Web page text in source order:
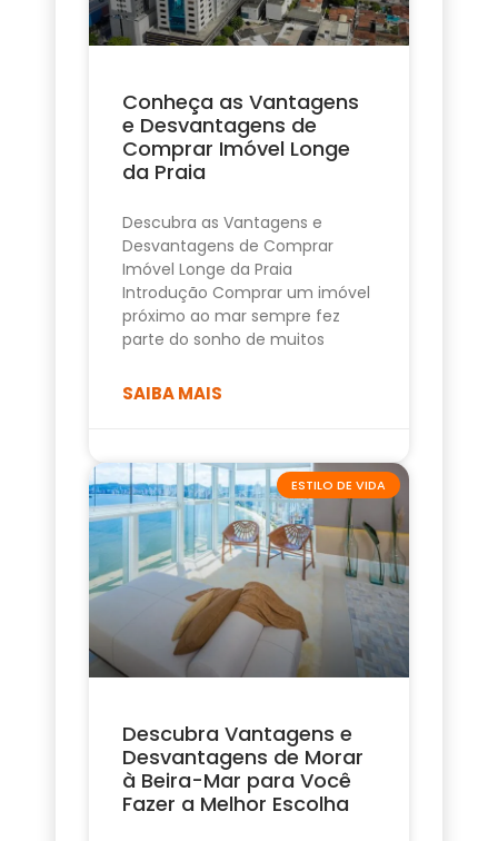
Conheça as Vantagens
e Desvantagens de
Comprar Imóvel Longe
da Praia
Descubra as Vantagens e
Desvantagens de Comprar
Imóvel Longe da Praia
Introdução Comprar um imóvel
próximo ao mar sempre fez
parte do sonho de muitos
SAIBA MAIS
ESTILO DE VIDA
Descubra Vantagens e
Desvantagens de Morar
à Beira-Mar para Você
Fazer a Melhor Escolha